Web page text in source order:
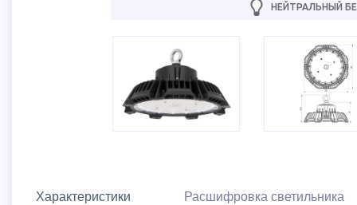
НЕЙТРАЛЬНЫЙ
Характеристики Расшифровка светильника